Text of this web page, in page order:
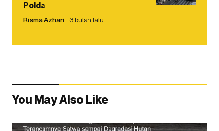
Polda
Risma Azhari 3 bulan lalu
You May Also Like